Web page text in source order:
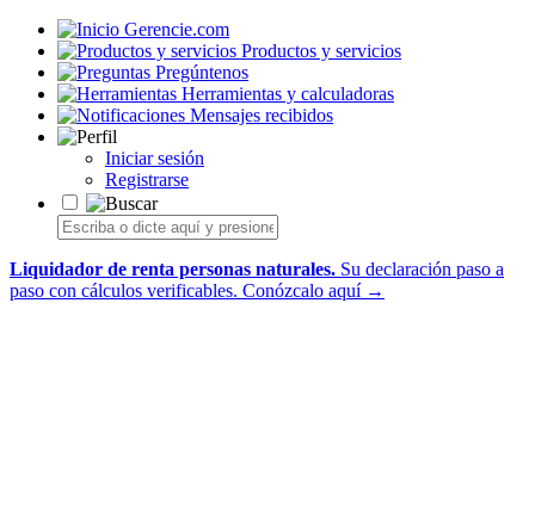
Gerencie.com
Productos y servicios
Pregúntenos
Herramientas y calculadoras
Mensajes recibidos
Iniciar sesión
Registrarse
Liquidador de renta personas naturales. Su declaración paso a
paso con cálculos verificables. Conózcalo aquí →